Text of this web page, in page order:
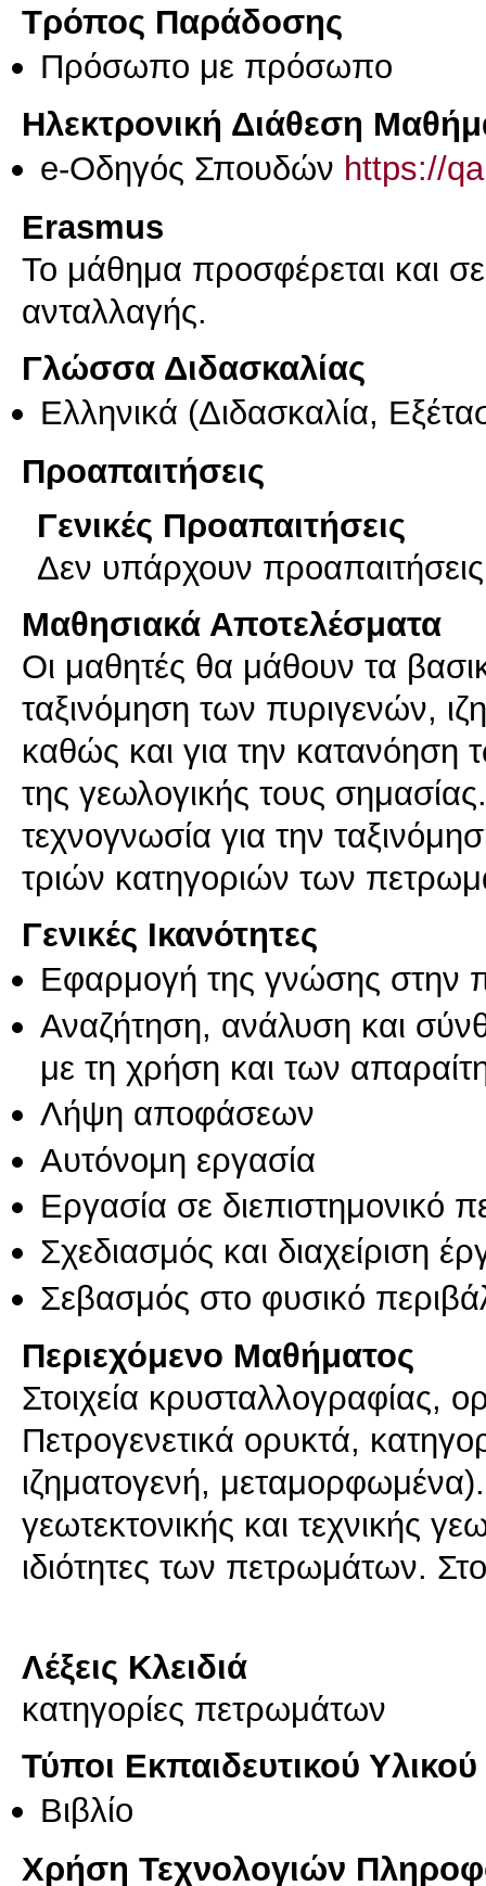
Τρόπος Παράδοσης
Πρόσωπο με πρόσωπο
Ηλεκτρονική Διάθεση
e-Οδηγός Σπουδών https://
Erasmus
Το μάθημα προσφέρεται και
ανταλλαγής.
Γλώσσα Διδασκαλίας
Ελληνικά (Διδασκαλία,
Προαπαιτήσεις
Γενικές Προαπαιτήσεις
Δεν υπάρχουν
Μαθησιακά Αποτελέσματα
Οι μαθητές θα μάθουν τα
ταξινόμηση των πυριγενών,
καθώς και για την κατανόηση
της γεωλογικής τους
τεχνογνωσία για την
τριών κατηγοριών των
Γενικές Ικανότητες
Εφαρμογή της γνώσης στην
Αναζήτηση, ανάλυση και
με τη χρήση και των
Λήψη αποφάσεων
Αυτόνομη εργασία
Εργασία σε διεπιστημονικό
Σχεδιασμός και διαχείριση
Σεβασμός στο φυσικό
Περιεχόμενο Μαθήματος
Στοιχεία κρυσταλλογραφίας,
Πετρογενετικά ορυκτά,
ιζηματογενή, μεταμορφωμένα).
γεωτεκτονικής και τεχνικής
ιδιότητες των πετρωμάτων.
Λέξεις Κλειδιά
κατηγορίες πετρωμάτων
Τύποι Εκπαιδευτικού Υλικού
Βιβλίο
Χρήση Τεχνολογιών